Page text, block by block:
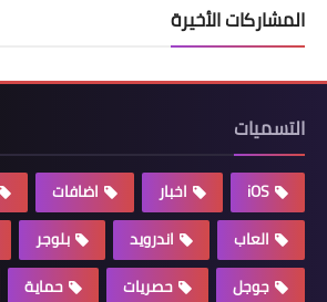
المشاركات الأخيرة
التسميات
iOS اخبار اضافات
العاب
اندرويد بلوجر
جوجل
حصريات حماية